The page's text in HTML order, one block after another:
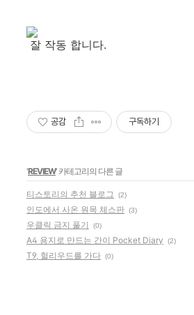
잘 작동 합니다.
공감 구독하기
'REVIEW' 카테고리의 다른 글
티스토리의 추천 블로그 (2)
인도에서 사온 원목 체스판 (3)
우클릭 금지 풀기 (0)
A4 용지로 만드는 간이 Pocket Diary (2)
T9, 헐리우드를 가다 (0)